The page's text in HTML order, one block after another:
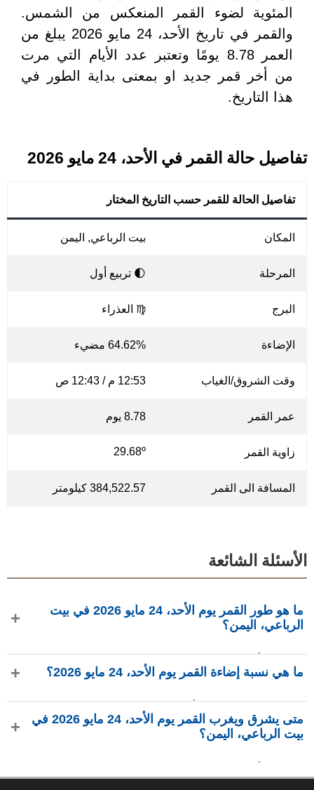
المئوية لضوء القمر المنعكس من الشمس.
والقمر في تاريخ الأحد، 24 مايو 2026 يبلغ من
العمر 8.78 يومًا وتعتبر عدد الأيام التي مرت
من أخر قمر جديد او بمعنى بداية الطور في
هذا التاريخ.
تفاصيل حالة القمر في الأحد، 24 مايو 2026
تفاصيل الحالة للقمر حسب التاريخ المختار
المكان بيت الرباعي, اليمن
المرحلة 🌓 تربيع أول
البرج ♍ العذراء
الإضاءة 64.62% مضيء
وقت الشروق/الغياب 12:53 م / 12:43 ص
عمر القمر 8.78 يوم
زاوية القمر 29.68º
المسافة الى القمر 384,522.57 كيلومتر
الأسئلة الشائعة
ما هو طور القمر يوم الأحد، 24 مايو 2026 في بيت
الرباعي، اليمن؟
طور تربيع أول بإضاءة 64.62%، عمره 8.78 يومًا، ويقع في كوكبة
ما هي نسبة إضاءة القمر يوم الأحد، 24 مايو 2026؟
phasesmoon.com.
متى يشرق ويغرب القمر يوم الأحد، 24 مايو 2026 في
بيت الرباعي، اليمن؟